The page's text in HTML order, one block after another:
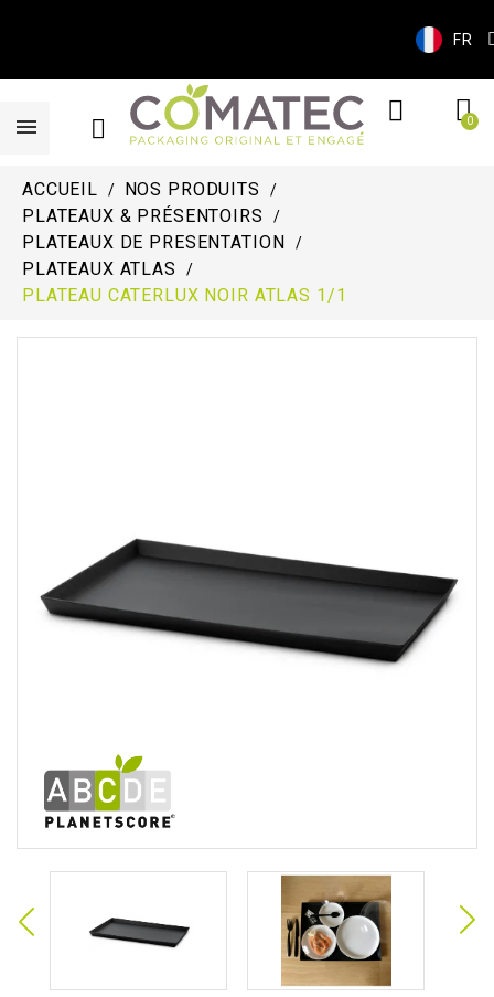
FR
ACCUEIL
NOS PRODUITS
PLATEAUX & PRÉSENTOIRS
PLATEAUX DE PRESENTATION
PLATEAUX ATLAS
PLATEAU CATERLUX NOIR ATLAS 1/1